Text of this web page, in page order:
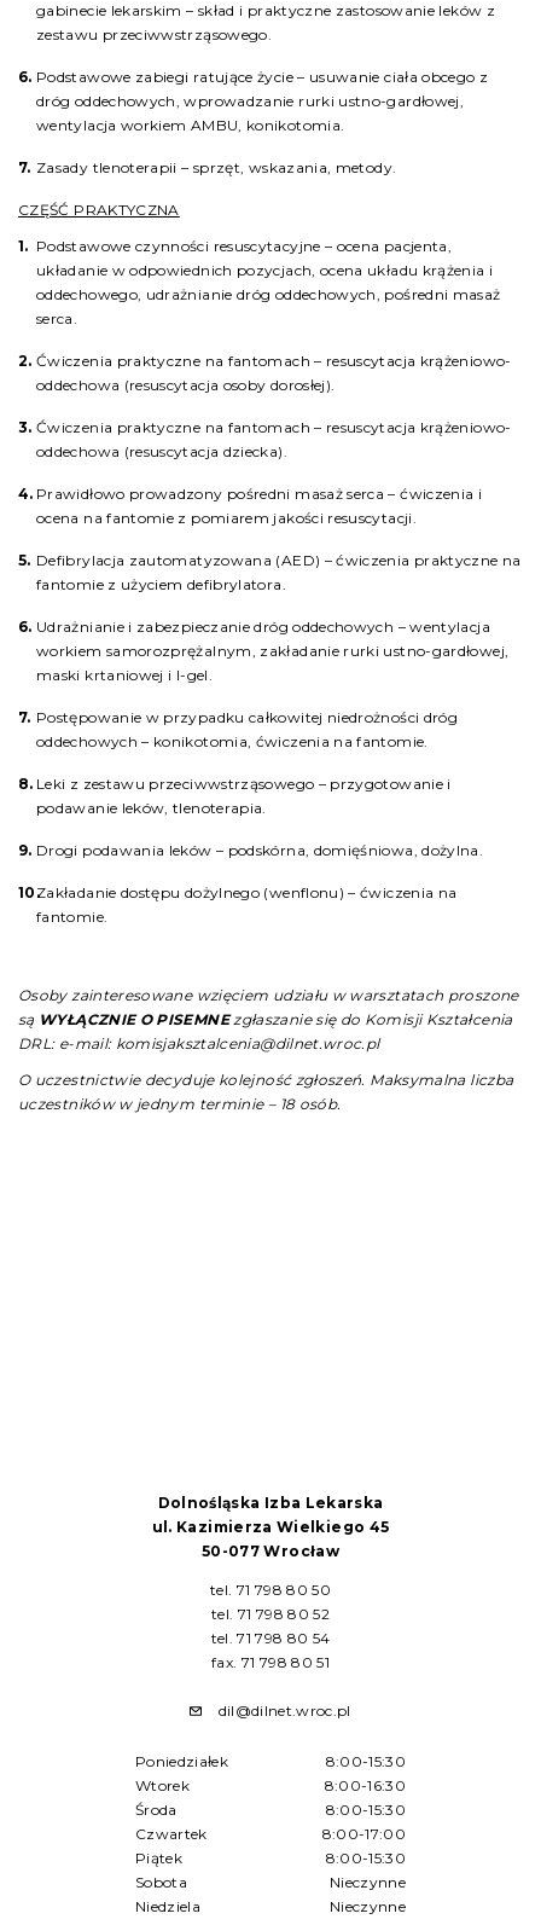
gabinecie lekarskim – skład i praktyczne zastosowanie leków z
zestawu przeciwwstrząsowego.
Podstawowe zabiegi ratujące życie – usuwanie ciała obcego z
dróg oddechowych, wprowadzanie rurki ustno-gardłowej,
wentylacja workiem AMBU, konikotomia.
Zasady tlenoterapii – sprzęt, wskazania, metody.
CZĘŚĆ PRAKTYCZNA
Podstawowe czynności resuscytacyjne – ocena pacjenta,
układanie w odpowiednich pozycjach, ocena układu krążenia i
oddechowego, udrażnianie dróg oddechowych, pośredni masaż
serca.
Ćwiczenia praktyczne na fantomach – resuscytacja krążeniowo-
oddechowa (resuscytacja osoby dorosłej).
Ćwiczenia praktyczne na fantomach – resuscytacja krążeniowo-
oddechowa (resuscytacja dziecka).
Prawidłowo prowadzony pośredni masaż serca – ćwiczenia i
ocena na fantomie z pomiarem jakości resuscytacji.
Defibrylacja zautomatyzowana (AED) – ćwiczenia praktyczne na
fantomie z użyciem defibrylatora.
Udrażnianie i zabezpieczanie dróg oddechowych – wentylacja
workiem samorozprężalnym, zakładanie rurki ustno-gardłowej,
maski krtaniowej i I-gel.
Postępowanie w przypadku całkowitej niedrożności dróg
oddechowych – konikotomia, ćwiczenia na fantomie.
Leki z zestawu przeciwwstrząsowego – przygotowanie i
podawanie leków, tlenoterapia.
Drogi podawania leków – podskórna, domięśniowa, dożylna.
Zakładanie dostępu dożylnego (wenflonu) – ćwiczenia na
fantomie.
Osoby zainteresowane wzięciem udziału w warsztatach proszone
są WYŁĄCZNIE O PISEMNEzgłaszanie się do Komisji Kształcenia
DRL: e-mail: komisjaksztalcenia@dilnet.wroc.pl
O uczestnictwie decyduje kolejność zgłoszeń. Maksymalna liczba
uczestników w jednym terminie – 18 osób.
Dolnośląska Izba Lekarska
ul. Kazimierza Wielkiego 45
50-077 Wrocław
tel. 71 798 80 50
tel. 71 798 80 52
tel. 71 798 80 54
fax. 71 798 80 51
dil@dilnet.wroc.pl
Poniedziałek
8:00-15:30
Wtorek
8:00-16:30
Środa
8:00-15:30
Czwartek
8:00-17:00
Piątek
8:00-15:30
Sobota
Nieczynne
Niedziela
Nieczynne